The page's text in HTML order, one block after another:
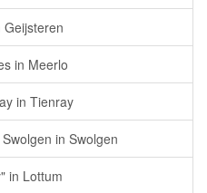
Geijsteren
in Meerlo
in Tienray
in Swolgen
in Lottum